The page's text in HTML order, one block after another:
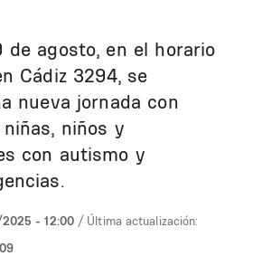
de agosto, en el horario
Cádiz 3294, se
nueva jornada con
niños y
con autismo y
- 12:00 / Última actualización: